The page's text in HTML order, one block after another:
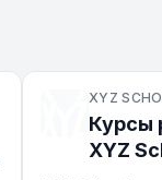
XYZ
Курсы
XYZ